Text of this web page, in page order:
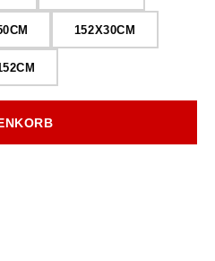
152X30CM